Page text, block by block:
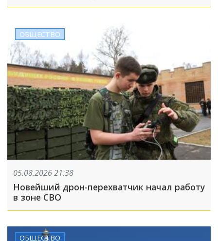
ОБЩЕСТВО
05.08.2026 21:38
Новейший дрон-перехватчик начал работу
в зоне СВО
ОБЩЕСТВО